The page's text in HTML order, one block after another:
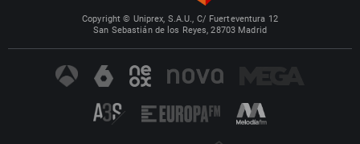
Copyright © Uniprex, S.A.U., C/ Fuerteventura 12
San Sebastián de los Reyes, 28703 Madrid